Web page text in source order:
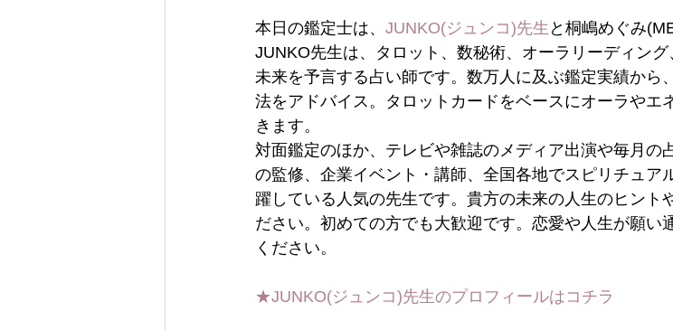
本日の鑑定士は、 JUNKO(ジュンコ)先生 と桐嶋めぐみ
JUNKO先生は、タロット、数秘術、オーラリーディン
未来を予言する占い師です。数万人に及ぶ鑑定実績から
法をアドバイス。タロットカードをベースにオーラやエ
きます。
対面鑑定のほか、テレビや雑誌のメディア出演や毎月の
の監修、企業イベント・講師、全国各地でスピリチュア
躍している人気の先生です。貴方の未来の人生のヒント
ださい。初めての方でも大歓迎です。恋愛や人生が願い
ください。
★JUNKO(ジュンコ)先生のプロフィールは コチラ